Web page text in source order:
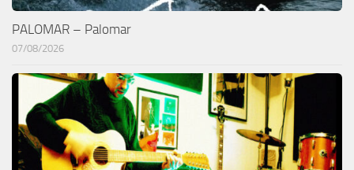
PALOMAR – Palomar
07/08/2026